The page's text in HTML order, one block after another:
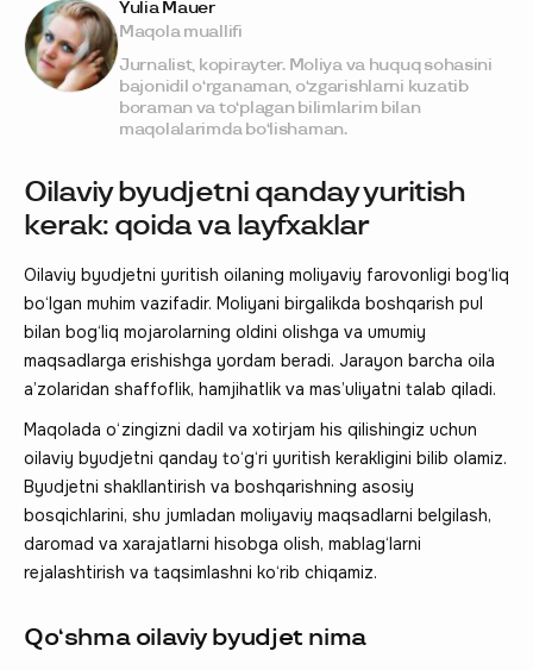
Oilaviy byudjetni qanday yuritish
kerak: qoida va layfxaklar
Oilaviy byudjetni yuritish oilaning moliyaviy farovonligi bog‘liq
bo‘lgan muhim vazifadir. Moliyani birgalikda boshqarish pul
bilan bog‘liq mojarolarning oldini olishga va umumiy
maqsadlarga erishishga yordam beradi. Jarayon barcha oila
a’zolaridan shaffoflik, hamjihatlik va mas’uliyatni talab qiladi.
Maqolada o‘zingizni dadil va xotirjam his qilishingiz uchun
oilaviy byudjetni qanday to‘g‘ri yuritish kerakligini bilib olamiz.
Byudjetni shakllantirish va boshqarishning asosiy
bosqichlarini, shu jumladan moliyaviy maqsadlarni belgilash,
daromad va xarajatlarni hisobga olish, mablag‘larni
rejalashtirish va taqsimlashni ko‘rib chiqamiz.
Qo‘shma oilaviy byudjet nima
Yulia Mauer
Maqola muallifi
Jurnalist, kopirayter. Moliya va huquq sohasini
bajonidil o‘rganaman, o‘zgarishlarni kuzatib
boraman va to‘plagan bilimlarim bilan
maqolalarimda bo‘lishaman.